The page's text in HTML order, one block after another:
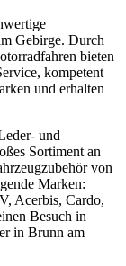
Gebirge. Durch
bieten
kompetent
und erhalten
und
Sortiment an
von
Marken:
Acerbis, Cardo,
Besuch in
in Brunn am